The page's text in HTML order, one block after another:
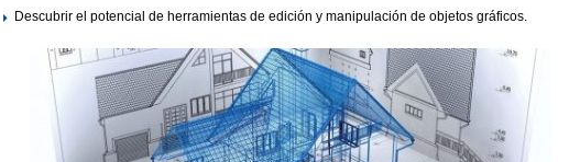
Descubrir el potencial de herramientas de edición y manipulación de objetos gráficos.